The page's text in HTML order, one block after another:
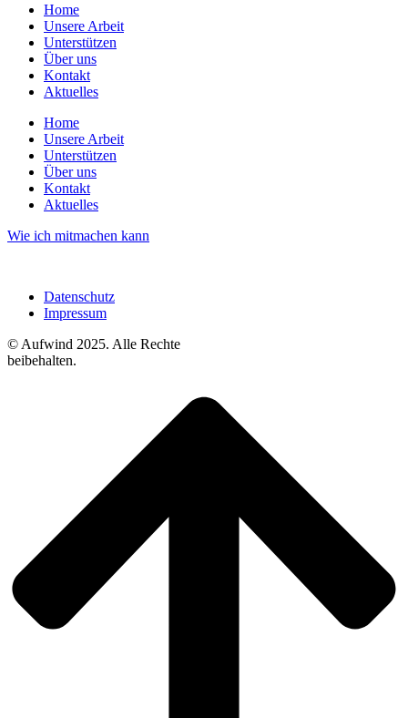
Home
Unsere Arbeit
Unterstützen
Über uns
Kontakt
Aktuelles
Home
Unsere Arbeit
Unterstützen
Über uns
Kontakt
Aktuelles
Wie ich mitmachen kann
Datenschutz
Impressum
© Aufwind 2025. Alle Rechte
beibehalten.